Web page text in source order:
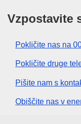
Vzpostavite
Pokličite nas na
Pokličite druge
Pišite nam s
Obiščite nas v